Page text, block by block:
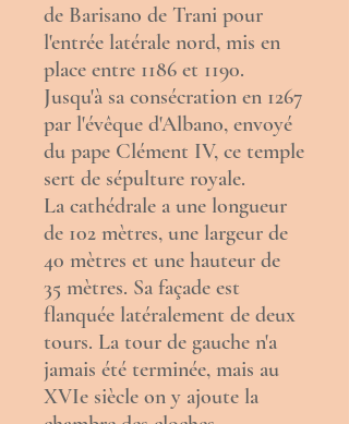
de Barisano de Trani pour
l'entrée latérale nord, mis en
place entre 1186 et 1190.
Jusqu'à sa consécration en 1267
par l'évêque d'Albano, envoyé
du pape Clément IV, ce temple
sert de sépulture royale.
La cathédrale a une longueur
de 102 mètres, une largeur de
40 mètres et une hauteur de
35 mètres. Sa façade est
flanquée latéralement de deux
tours. La tour de gauche n'a
jamais été terminée, mais au
XVIe siècle on y ajoute la